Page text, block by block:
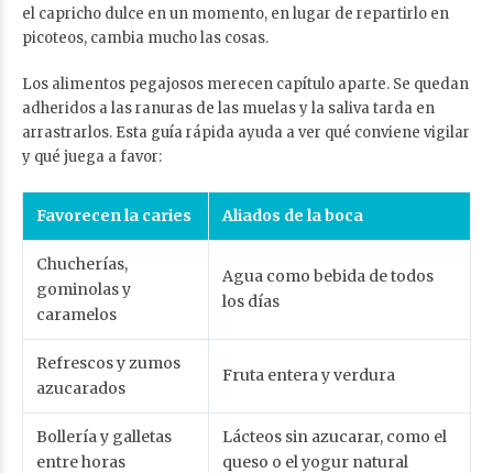
el capricho dulce en un momento, en lugar de repartirlo en
picoteos, cambia mucho las cosas.
Los alimentos pegajosos merecen capítulo aparte. Se quedan
adheridos a las ranuras de las muelas y la saliva tarda en
arrastrarlos. Esta guía rápida ayuda a ver qué conviene vigilar
y qué juega a favor:
Favorecen la caries Aliados de la boca
Chucherías,
gominolas y
caramelos
Agua como bebida de todos
los días
Refrescos y zumos
azucarados
Fruta entera y verdura
Bollería y galletas
entre horas
Lácteos sin azucarar, como el
queso o el yogur natural